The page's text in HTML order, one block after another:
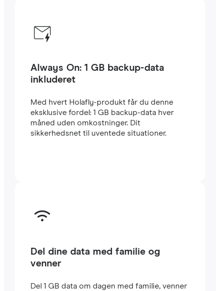
Always On: 1 GB backup-data
inkluderet
Med hvert Holafly-produkt får du denne
eksklusive fordel: 1 GB backup-data hver
måned uden omkostninger. Dit
sikkerhedsnet til uventede situationer.
Del dine data med familie og
venner
Del 1 GB data om dagen med familie, venner